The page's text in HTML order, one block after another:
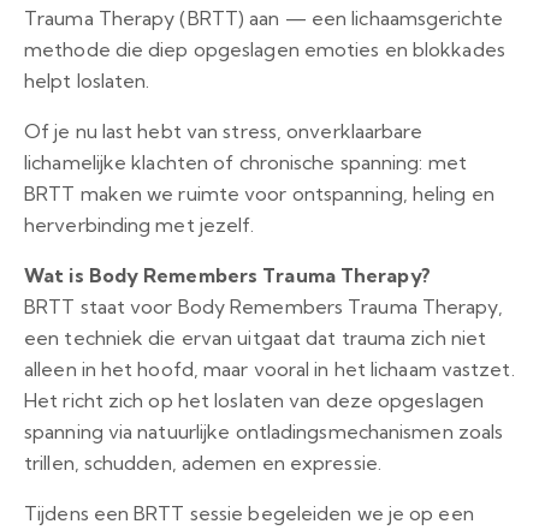
Trauma Therapy (BRTT) aan — een lichaamsgerichte
methode die diep opgeslagen emoties en blokkades
helpt loslaten.
Of je nu last hebt van stress, onverklaarbare
lichamelijke klachten of chronische spanning: met
BRTT maken we ruimte voor ontspanning, heling en
herverbinding met jezelf.
Wat is Body Remembers Trauma Therapy?
BRTT staat voor Body Remembers Trauma Therapy,
een techniek die ervan uitgaat dat trauma zich niet
alleen in het hoofd, maar vooral in het lichaam vastzet.
Het richt zich op het loslaten van deze opgeslagen
spanning via natuurlijke ontladingsmechanismen zoals
trillen, schudden, ademen en expressie.
Tijdens een BRTT sessie begeleiden we je op een